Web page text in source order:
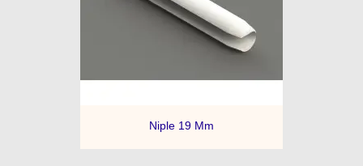
Niple 19 Mm